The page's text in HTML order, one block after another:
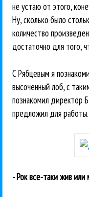
не устаю от этого,
Ну, сколько было
количество
достаточно для того,
С Рябцевым я
высоченный лоб, с
познакомил директор
предложил для работы.
- Рок все-таки жив или